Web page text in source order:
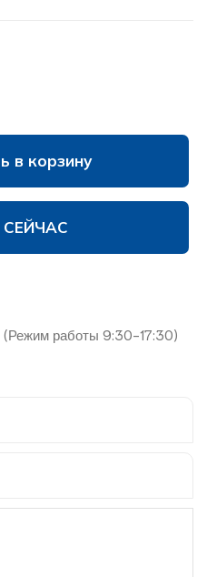
в корзину
(Режим работы 9:30-17:30)